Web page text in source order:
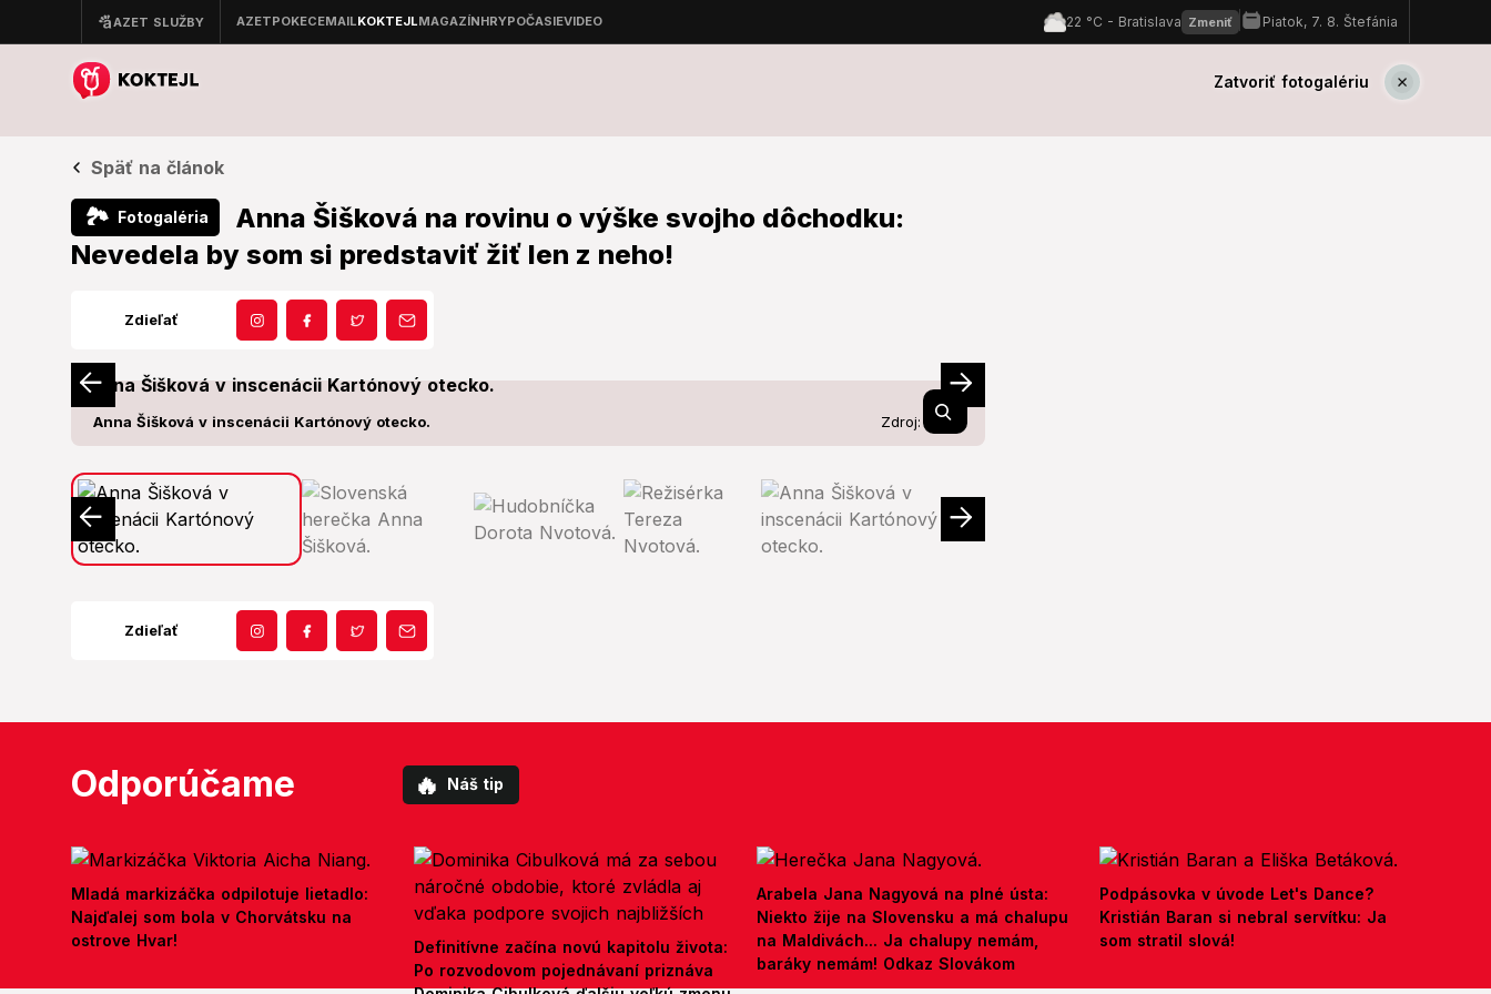
Zatvoriť fotogalériu
Späť na článok
🏞 Fotogaléria
Anna Šišková na rovinu o výške svojho dôchodku:
Nevedela by som si predstaviť žiť len z neho!
Zdieľať
Anna Šišková v inscenácii Kartónový otecko. Zdroj: TASR
Zdieľať
Odporúčame 🔥 Náš tip
Mladá markizáčka odpilotuje lietadlo:
Najďalej som bola v Chorvátsku na
ostrove Hvar!
Definitívne začína novú kapitolu života:
Po rozvodovom pojednávaní priznáva
Arabela Jana Nagyová na plné ústa:
Niekto žije na Slovensku a má chalupu
na Maldivách... Ja chalupy nemám,
baráky nemám! Odkaz Slovákom
Podpásovka v úvode Let's Dance?
Kristián Baran si nebral servítku: Ja
som stratil slová!